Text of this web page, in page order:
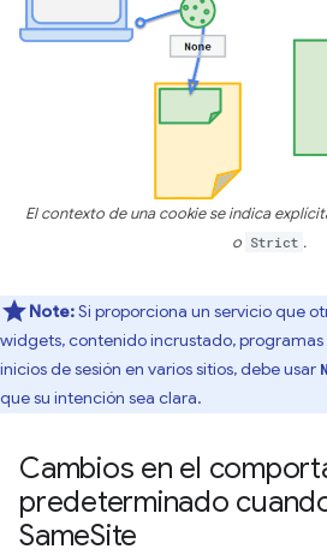
El contexto de una cookie se indica
o Strict .
Note:Si proporciona un servicio que
widgets, contenido incrustado,
inicios de sesión en varios sitios, debe usar
que su intención sea clara.
Cambios en el
predeterminado
SameSite